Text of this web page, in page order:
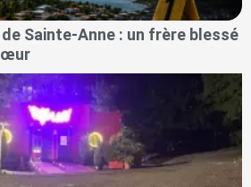
Sainte-Anne : un frère blessé